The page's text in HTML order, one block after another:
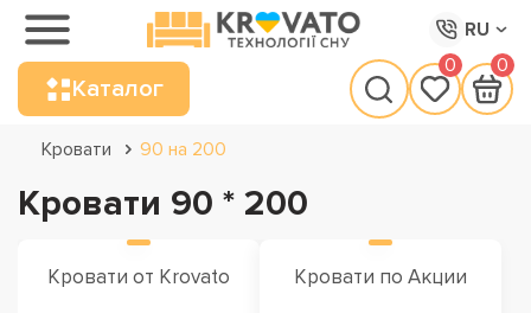
RU
Каталог
0 0
Кровати 90 на 200
Кровати 90 * 200
Кровати от Krovato Кровати по Акции